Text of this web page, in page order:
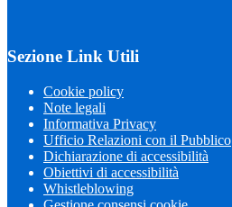
Sezione Link Utili
Cookie policy
Note legali
Informativa Privacy
Ufficio Relazioni con il Pubblico
Dichiarazione di accessibilità
Obiettivi di accessibilità
Whistleblowing